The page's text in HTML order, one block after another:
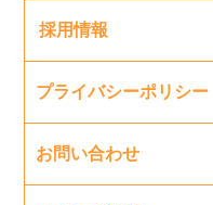
採用情報
プライバシーポリシー
お問い合わせ